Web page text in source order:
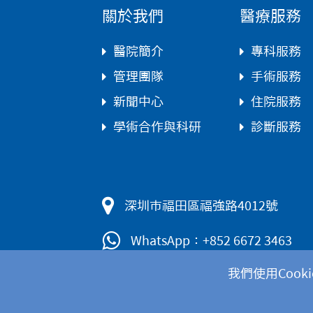
我們使用
關於我們
醫院簡介
管理團隊
新聞中心
學術合作與科研
醫療服務
專科服務
手術服務
住院服務
診斷服務
深圳市福田區福強路4012號
WhatsApp：+852 6672 3463
Cookies政策 |